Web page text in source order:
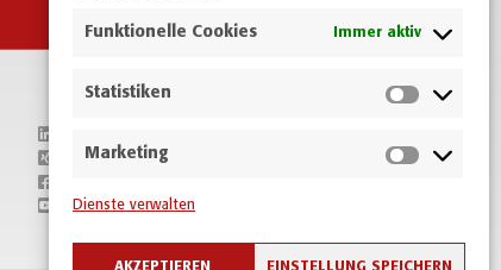
Funktionelle Cookies Immer aktiv
Statistiken
Marketing
Dienste verwalten
Auf Xing folgen
Auf YouTube folgen